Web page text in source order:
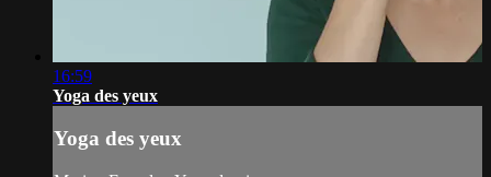
16:59
Yoga des yeux
Yoga des yeux